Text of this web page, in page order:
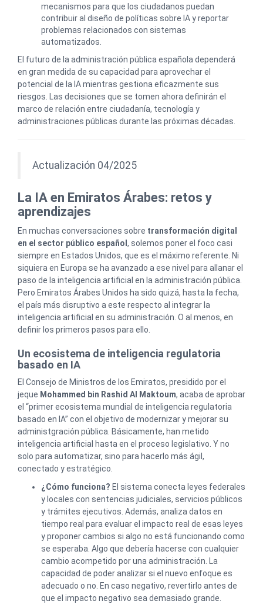
mecanismos para que los ciudadanos puedan
contribuir al diseño de políticas sobre IA y reportar
problemas relacionados con sistemas
automatizados.
El futuro de la administración pública española dependerá
en gran medida de su capacidad para aprovechar el
potencial de la IA mientras gestiona eficazmente sus
riesgos. Las decisiones que se tomen ahora definirán el
marco de relación entre ciudadanía, tecnología y
administraciones públicas durante las próximas décadas.
Actualización 04/2025
La IA en Emiratos Árabes: retos y
aprendizajes
En muchas conversaciones sobre transformación digital
en el sector público español , solemos poner el foco casi
siempre en Estados Unidos, que es el máximo referente. Ni
siquiera en Europa se ha avanzado a ese nivel para allanar el
paso de la inteligencia artificial en la administración pública.
Pero Emiratos Árabes Unidos ha sido quizá, hasta la fecha,
el país más disruptivo a este respecto al integrar la
inteligencia artificial en su administración. O al menos, en
definir los primeros pasos para ello.
Un ecosistema de inteligencia regulatoria
basado en IA
El Consejo de Ministros de los Emiratos, presidido por el
jeque Mohammed bin Rashid Al Maktoum, acaba de aprobar
el “primer ecosistema mundial de inteligencia regulatoria
basado en IA” con el objetivo de modernizar y mejorar su
administgración pública. Básicamente, han metido
inteligencia artificial hasta en el proceso legislativo. Y no
solo para automatizar, sino para hacerlo más ágil,
conectado y estratégico.
¿Cómo funciona? El sistema conecta leyes federales
y locales con sentencias judiciales, servicios públicos
y trámites ejecutivos. Además, analiza datos en
tiempo real para evaluar el impacto real de esas leyes
y proponer cambios si algo no está funcionando como
se esperaba. Algo que debería hacerse con cualquier
cambio acompetido por una administración. La
capacidad de poder analizar si el nuevo enfoque es
adecuado o no. En caso negativo, revertirlo antes de
que el impacto negativo sea demasiado grande.